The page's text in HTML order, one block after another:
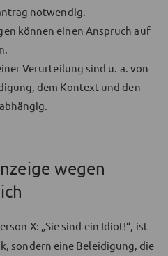
notwendig.
können einen Anspruch auf
Verurteilung sind u. a. von
dem Kontext und den
wegen
X: „Sie sind ein Idiot!“, ist
sondern eine Beleidigung, die